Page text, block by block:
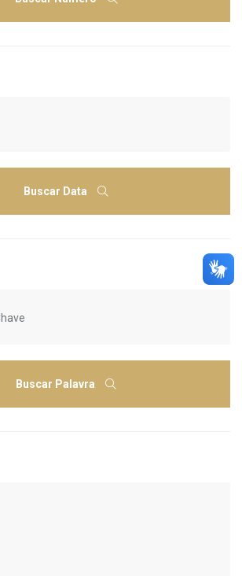
Buscar Data
Buscar Palavra